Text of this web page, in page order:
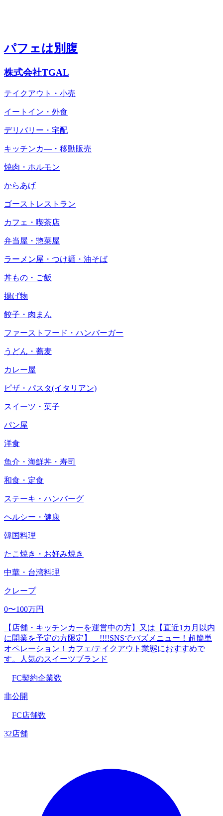
パフェは別腹
株式会社TGAL
テイクアウト・小売
イートイン・外食
デリバリー・宅配
キッチンカ―・移動販売
焼肉・ホルモン
からあげ
ゴーストレストラン
カフェ・喫茶店
弁当屋・惣菜屋
ラーメン屋・つけ麺・油そば
丼もの・ご飯
揚げ物
餃子・肉まん
ファーストフード・ハンバーガー
うどん・蕎麦
カレー屋
ピザ・パスタ(イタリアン)
スイーツ・菓子
パン屋
洋食
魚介・海鮮丼・寿司
和食・定食
ステーキ・ハンバーグ
ヘルシー・健康
韓国料理
たこ焼き・お好み焼き
中華・台湾料理
クレープ
0〜100万円
【店舗・キッチンカーを運営中の方】又は【直近1カ月以内
に開業を予定の方限定】 !!!!SNSでバズメニュー！超簡単
オペレーション！カフェ/テイクアウト業態におすすめで
す。人気のスイーツブランド
FC契約企業数
非公開
FC店舗数
32店舗